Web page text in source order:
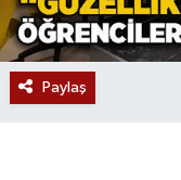
Paylaş
Ekonomi
Genel